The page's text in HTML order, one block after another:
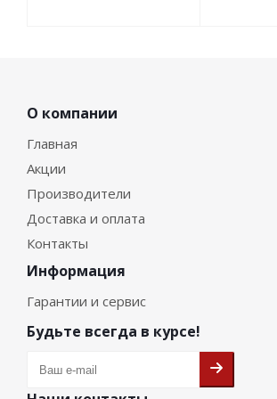
О компании
Главная
Акции
Производители
Доставка и оплата
Контакты
Информация
Гарантии и сервис
Будьте всегда в курсе!